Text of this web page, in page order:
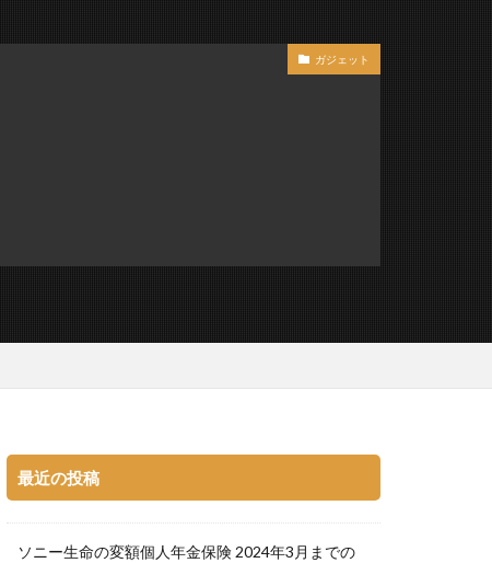
ガジェット
最近の投稿
ソニー生命の変額個人年金保険 2024年3月までの